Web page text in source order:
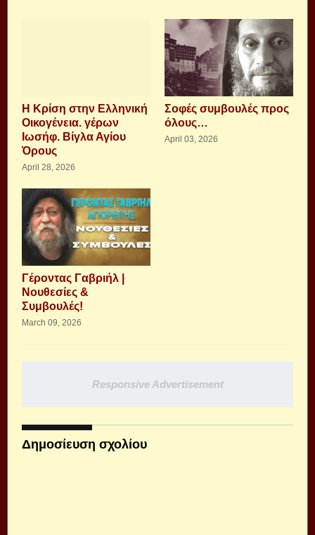
Η Κρίση στην Ελληνική
Οικογένεια. γέρων
Ιωσήφ. Βίγλα Αγίου
Όρους
April 28, 2026
Σοφές συμβουλές προς
όλους…
April 03, 2026
Γέροντας Γαβριήλ |
Νουθεσίες &
Συμβουλές!
March 09, 2026
Responsive Advertisement
Δημοσίευση σχολίου